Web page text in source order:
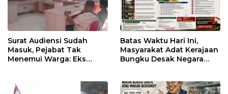
Surat Audiensi Sudah
Masuk, Pejabat Tak
Menemui Warga: Eks
Transmigrasi Luwu Timur
Batas Waktu Hari Ini,
Masyarakat Adat Kerajaan
Bungku Desak Negara